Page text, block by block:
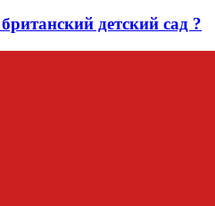
детский сад ?